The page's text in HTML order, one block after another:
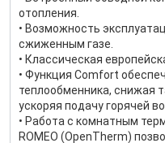
отопления.
• Возможность
сжиженным газе.
• Классическая
• Функция Comfort
теплообменника, снижая
ускоряя подачу горячей
• Работа с комнатным
ROMEO (OpenTherm)